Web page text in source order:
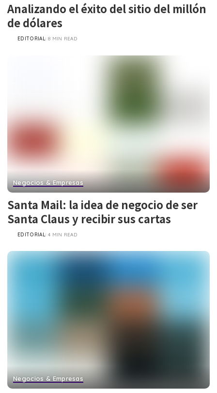
Analizando el éxito del sitio del millón
de dólares
POSTED
EDITORIAL 8 MIN READ
Negocios & Empresas
Santa Mail: la idea de negocio de ser
Santa Claus y recibir sus cartas
POSTED
EDITORIAL 4 MIN READ
Negocios & Empresas